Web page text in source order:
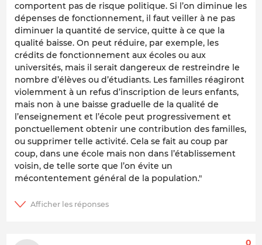
comportent pas de risque politique. Si l’on diminue les
dépenses de fonctionnement, il faut veiller à ne pas
diminuer la quantité de service, quitte à ce que la
qualité baisse. On peut réduire, par exemple, les
crédits de fonctionnement aux écoles ou aux
universités, mais il serait dangereux de restreindre le
nombre d’élèves ou d’étudiants. Les familles réagiront
violemment à un refus d’inscription de leurs enfants,
mais non à une baisse graduelle de la qualité de
l’enseignement et l’école peut progressivement et
ponctuellement obtenir une contribution des familles,
ou supprimer telle activité. Cela se fait au coup par
coup, dans une école mais non dans l’établissement
voisin, de telle sorte que l’on évite un
mécontentement général de la population."